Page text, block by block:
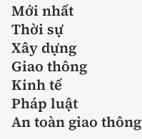
Mới nhất
Thời sự
Xây dựng
Giao thông
Kinh tế
Pháp luật
An toàn giao thông